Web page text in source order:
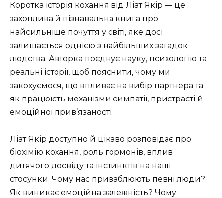
Коротка історія кохання від Ліат Якір — це
захоплива й пізнавальна книга про
найсильніше почуття у світі, яке досі
залишається однією з найбільших загадок
людства. Авторка поєднує науку, психологію та
реальні історії, щоб пояснити, чому ми
закохуємося, що впливає на вибір партнера та
як працюють механізми симпатії, пристрасті й
емоційної прив’язаності.
Ліат Якір доступно й цікаво розповідає про
біохімію кохання, роль гормонів, вплив
дитячого досвіду та інстинктів на наші
стосунки. Чому нас приваблюють певні люди?
Як виникає емоційна залежність? Чому